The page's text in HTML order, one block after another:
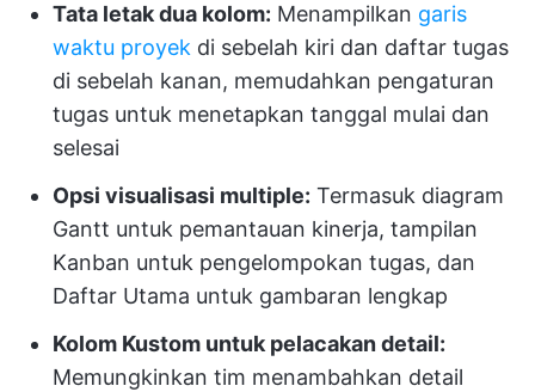
Tata letak dua kolom: Menampilkan garis
waktu proyek di sebelah kiri dan daftar tugas
di sebelah kanan, memudahkan pengaturan
tugas untuk menetapkan tanggal mulai dan
selesai
Opsi visualisasi multiple: Termasuk diagram
Gantt untuk pemantauan kinerja, tampilan
Kanban untuk pengelompokan tugas, dan
Daftar Utama untuk gambaran lengkap
Kolom Kustom untuk pelacakan detail:
Memungkinkan tim menambahkan detail